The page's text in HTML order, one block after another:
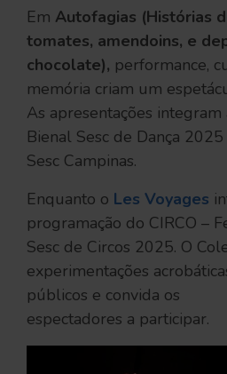
Em Autofagias (Histórias
tomates, amendoins, e
chocolate), performance,
memória criam um
As apresentações
Bienal Sesc de Dança
Sesc Campinas.
Enquanto o Les Voyages
programação do CIRCO –
Sesc de Circos 2025. O
experimentações
públicos e convida os
espectadores a participar.